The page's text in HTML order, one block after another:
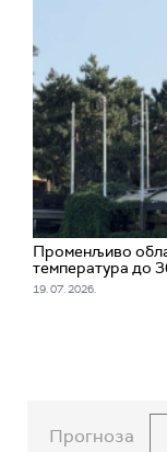
Променљиво
температура до
19. 07. 2026.
Прогноза